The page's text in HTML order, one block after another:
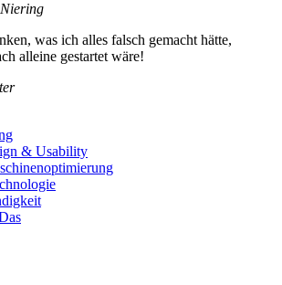
was ich alles falsch gemacht hätte,
alleine gestartet wäre!
& Usability